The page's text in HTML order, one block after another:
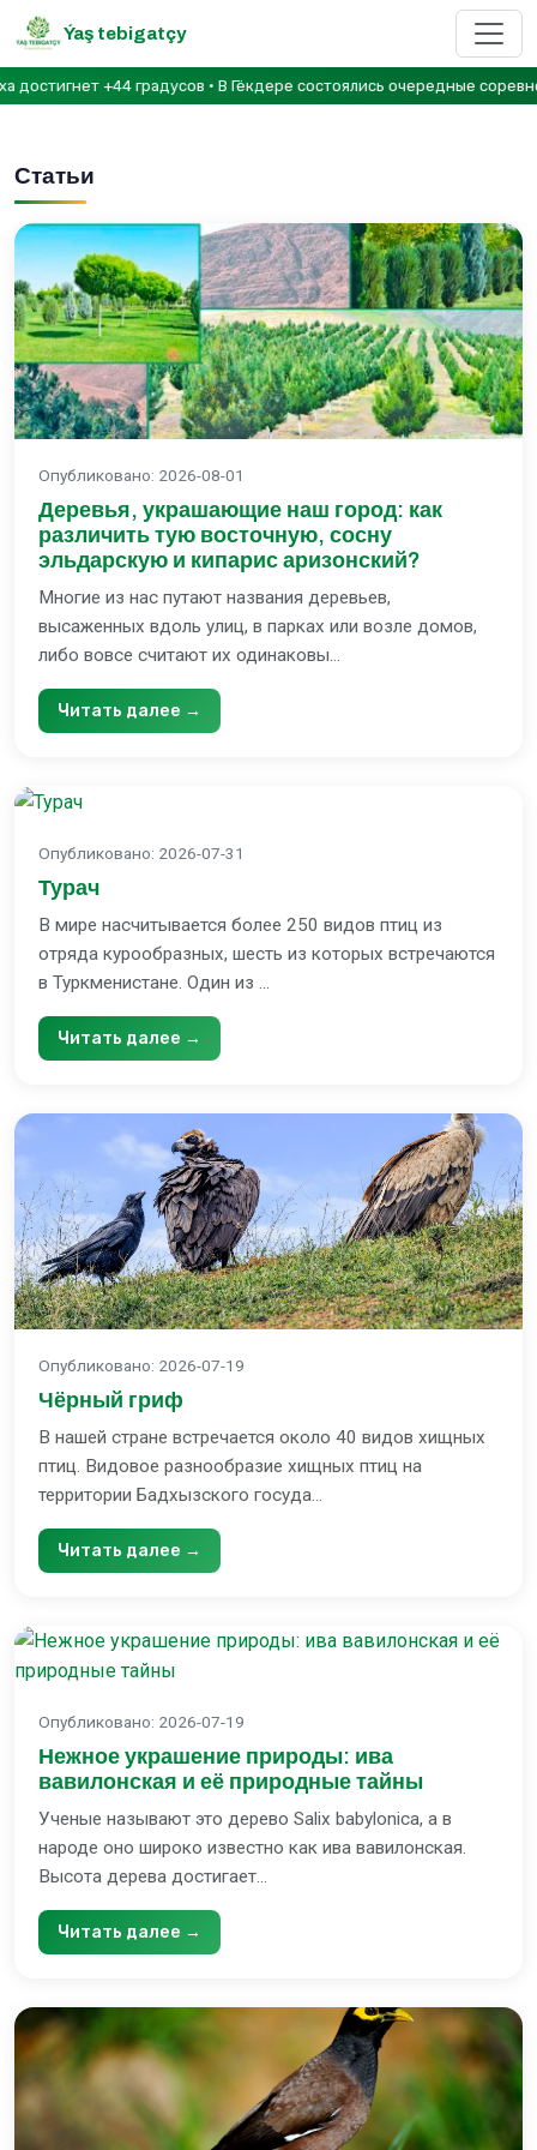
Ýaş tebigatçy
+44 градусов • В Гёкдере состоялись очередные
Статьи
Опубликовано: 2026-08-01
Деревья, украшающие наш город: как
различить тую восточную, сосну
эльдарскую и кипарис аризонский?
Многие из нас путают названия деревьев,
высаженных вдоль улиц, в парках или возле домов,
либо вовсе считают их одинаковы...
Читать далее →
Опубликовано: 2026-07-31
Турач
В мире насчитывается более 250 видов птиц из
отряда курообразных, шесть из которых встречаются
в Туркменистане. Один из ...
Читать далее →
Опубликовано: 2026-07-19
Чёрный гриф
В нашей стране встречается около 40 видов хищных
птиц. Видовое разнообразие хищных птиц на
территории Бадхызского госуда...
Читать далее →
Опубликовано: 2026-07-19
Нежное украшение природы: ива
вавилонская и её природные тайны
Ученые называют это дерево Salix babylonica, а в
народе оно широко известно как ива вавилонская.
Высота дерева достигает...
Читать далее →